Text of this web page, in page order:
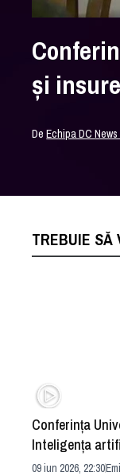
și
DeEchipa DC
TREBUIE SĂ
Conferința
Inteligența
problemă?
09 iun 2026, 22:30